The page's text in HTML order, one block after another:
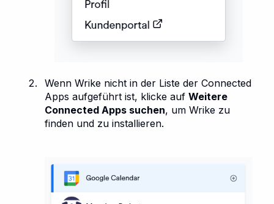
Wenn Wrike nicht in der Liste der Connected
Apps aufgeführt ist, klicke auf Weitere
Connected Apps suchen, um Wrike zu
finden und zu installieren.